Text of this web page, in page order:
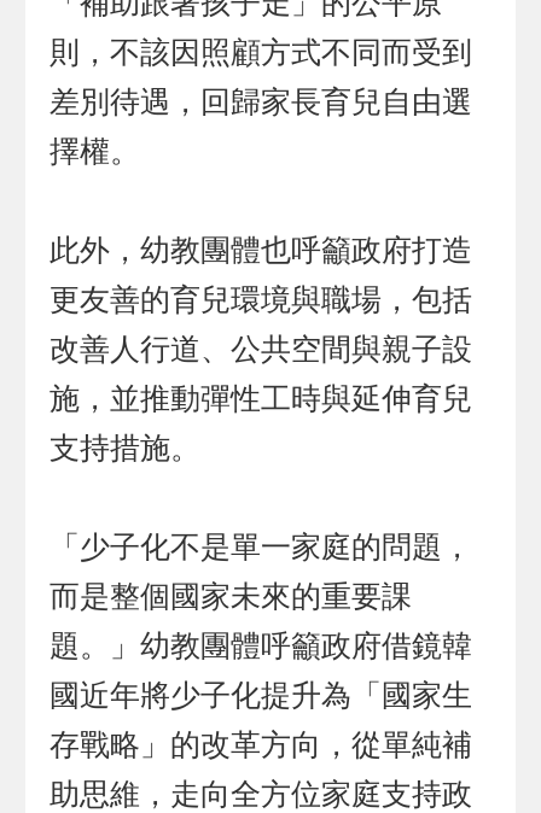
則，不該因照顧方式不同而受到
差別待遇，回歸家長育兒自由選
擇權。
此外，幼教團體也呼籲政府打造
更友善的育兒環境與職場，包括
改善人行道、公共空間與親子設
施，並推動彈性工時與延伸育兒
支持措施。
「少子化不是單一家庭的問題，
而是整個國家未來的重要課
題。」幼教團體呼籲政府借鏡韓
國近年將少子化提升為「國家生
存戰略」的改革方向，從單純補
助思維，走向全方位家庭支持政